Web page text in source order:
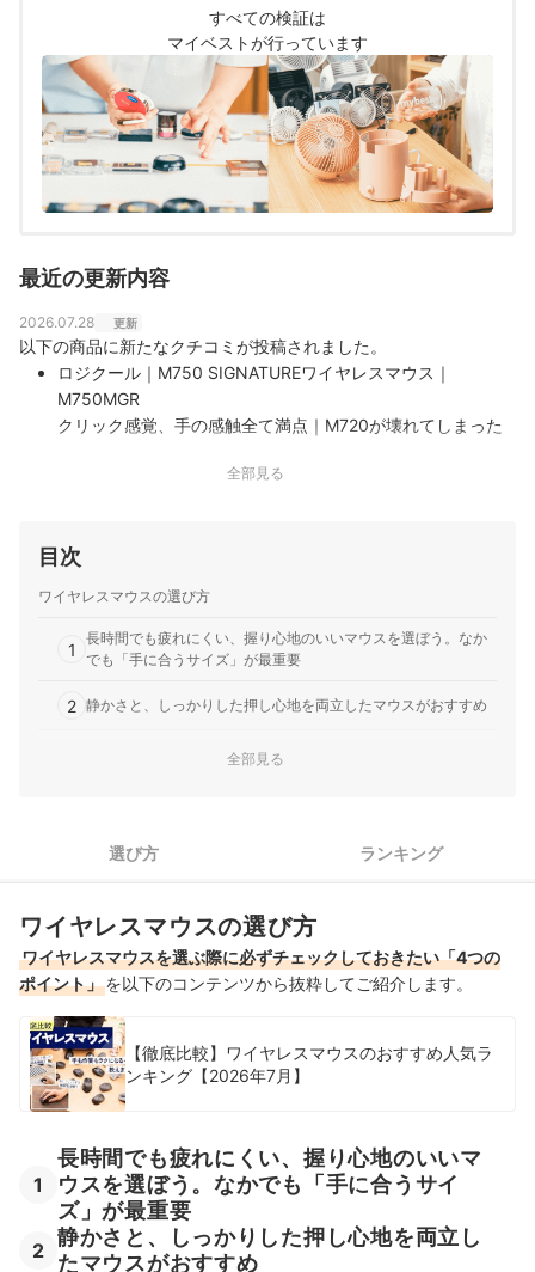
家電を中心に幅広いジャンルのコンテンツ制作に携わ
る。「専門性をもとにした調査・検証を通じ、一人ひと
りに合った選択肢を分かりやすく提案すること」を心が
けて、コンテンツ制作を行っている。
八幡康平のプロフィール
すべての検証は
マイベストが行っています
最近の更新内容
2026.07.28 更新
以下の商品に新たなクチコミが投稿されました。
ロジクール｜M750 SIGNATUREワイヤレスマウス｜
M750MGR
クリック感覚、手の感触全て満点｜M720が壊れてしまった
かと書いてあったのでどうなのかと思いましたがいい意味で
全部見る
目次
ワイヤレスマウスの選び方
1
長時間でも疲れにくい、握り心地のいいマウスを選ぼう。なか
でも「手に合うサイズ」が最重要
2 静かさと、しっかりした押し心地を両立したマウスがおすすめ
作業効率を上げたいなら、ボタンの数は5ボタン以上がおすすめ
マルチペアリングマウス全32商品おすすめ人気ランキング
売れ筋の人気マルチペアリングマウス全32商品を徹底比較！
マルチペアリングマウスの売れ筋ランキングもチェック！
全部見る
選び方 ランキング
ワイヤレスマウスの選び方
ワイヤレスマウスを選ぶ際に必ずチェックしておきたい「4つの
ポイント」を以下のコンテンツから抜粋してご紹介します。
【徹底比較】ワイヤレスマウスのおすすめ人気ラ
ンキング【2026年7月】
1
長時間でも疲れにくい、握り心地のいいマ
ウスを選ぼう。なかでも「手に合うサイ
ズ」が最重要
2
静かさと、しっかりした押し心地を両立し
たマウスがおすすめ